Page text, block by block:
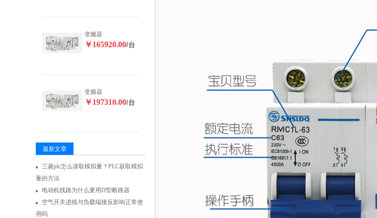
变频器
￥165920.00/台
变频器
￥197310.00/台
最新文章
三菱plc怎么读取模拟量？PLC获取模拟
量的方法
电动机线路为什么要用D型断路器
空气开关进线与负载端接反影响正常使
用吗